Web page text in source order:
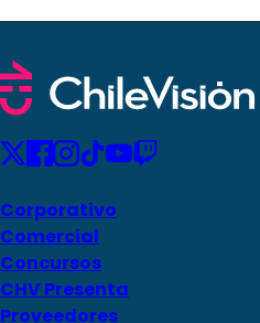
Corporativo
Comercial
Concursos
CHV Presenta
Proveedores